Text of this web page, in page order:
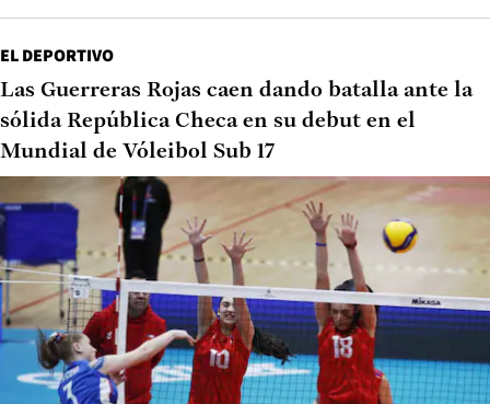
EL DEPORTIVO
Las Guerreras Rojas caen dando batalla ante la
sólida República Checa en su debut en el
Mundial de Vóleibol Sub 17